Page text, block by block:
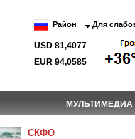
Район Для
USD 81,4077
EUR 94,0585
МУЛЬТИМЕДИА
СКФО